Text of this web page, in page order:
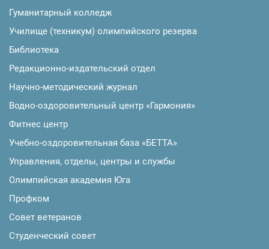
Гуманитарный колледж
Училище (техникум) олимпийского резерва
Библиотека
Редакционно-издательский отдел
Научно-методический журнал
Водно-оздоровительный центр «Гармония»
Фитнес центр
Учебно-оздоровительная база «БЕТТА»
Управления, отделы, центры и службы
Олимпийская академия Юга
Профком
Совет ветеранов
Студенческий совет